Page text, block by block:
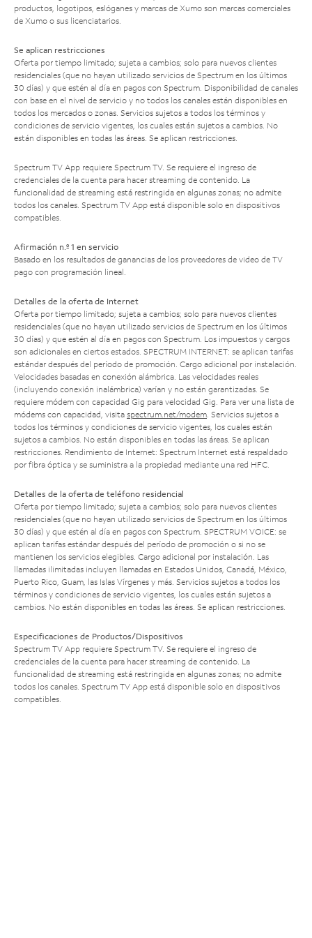
productos, logotipos, eslóganes y marcas de Xumo son marcas comerciales
de Xumo o sus licenciatarios.
Se aplican restricciones
Oferta por tiempo limitado; sujeta a cambios; solo para nuevos clientes
residenciales (que no hayan utilizado servicios de Spectrum en los últimos
30 días) y que estén al día en pagos con Spectrum. Disponibilidad de canales
con base en el nivel de servicio y no todos los canales están disponibles en
todos los mercados o zonas. Servicios sujetos a todos los términos y
condiciones de servicio vigentes, los cuales están sujetos a cambios. No
están disponibles en todas las áreas. Se aplican restricciones.
Spectrum TV App requiere Spectrum TV. Se requiere el ingreso de
credenciales de la cuenta para hacer streaming de contenido. La
funcionalidad de streaming está restringida en algunas zonas; no admite
todos los canales. Spectrum TV App está disponible solo en dispositivos
compatibles.
Afirmación n.º 1 en servicio
Basado en los resultados de ganancias de los proveedores de video de TV
pago con programación lineal.
Detalles de la oferta de Internet
Oferta por tiempo limitado; sujeta a cambios; solo para nuevos clientes
residenciales (que no hayan utilizado servicios de Spectrum en los últimos
30 días) y que estén al día en pagos con Spectrum. Los impuestos y cargos
son adicionales en ciertos estados. SPECTRUM INTERNET: se aplican tarifas
estándar después del período de promoción. Cargo adicional por instalación.
Velocidades basadas en conexión alámbrica. Las velocidades reales
(incluyendo conexión inalámbrica) varían y no están garantizadas. Se
requiere módem con capacidad Gig para velocidad Gig. Para ver una lista de
módems con capacidad, visita spectrum.net/modem. Servicios sujetos a
todos los términos y condiciones de servicio vigentes, los cuales están
sujetos a cambios. No están disponibles en todas las áreas. Se aplican
restricciones. Rendimiento de Internet: Spectrum Internet está respaldado
por fibra óptica y se suministra a la propiedad mediante una red HFC.
Detalles de la oferta de teléfono residencial
Oferta por tiempo limitado; sujeta a cambios; solo para nuevos clientes
residenciales (que no hayan utilizado servicios de Spectrum en los últimos
30 días) y que estén al día en pagos con Spectrum. SPECTRUM VOICE: se
aplican tarifas estándar después del período de promoción o si no se
mantienen los servicios elegibles. Cargo adicional por instalación. Las
llamadas ilimitadas incluyen llamadas en Estados Unidos, Canadá, México,
Puerto Rico, Guam, las Islas Vírgenes y más. Servicios sujetos a todos los
términos y condiciones de servicio vigentes, los cuales están sujetos a
cambios. No están disponibles en todas las áreas. Se aplican restricciones.
Especificaciones de Productos/Dispositivos
Spectrum TV App requiere Spectrum TV. Se requiere el ingreso de
credenciales de la cuenta para hacer streaming de contenido. La
funcionalidad de streaming está restringida en algunas zonas; no admite
todos los canales. Spectrum TV App está disponible solo en dispositivos
compatibles.